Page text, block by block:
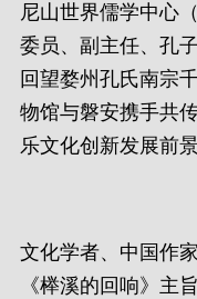
尼山世界儒学中心
委员、副主任、孔
回望婺州孔氏南宗
物馆与磐安携手共
乐文化创新发展前景
文化学者、中国作
《榉溪的回响》主